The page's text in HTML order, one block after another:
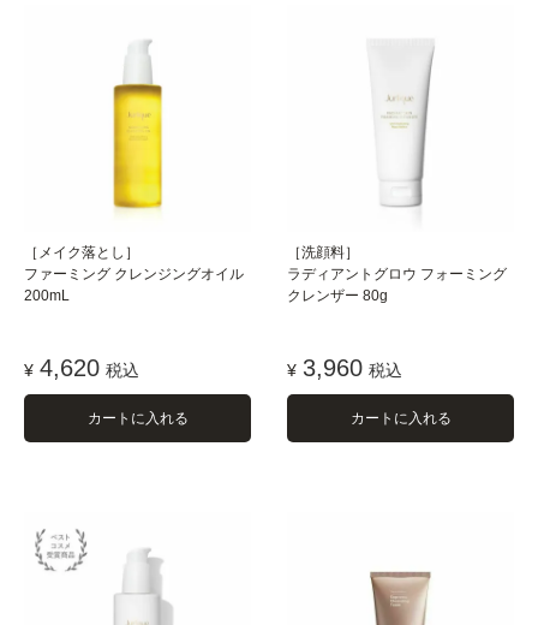
［メイク落とし］
ファーミング クレンジングオイル
200mL
¥ 4,620 税込
カートに入れる
［洗顔料］
ラディアントグロウ フォーミング
クレンザー 80g
¥ 3,960 税込
カートに入れる